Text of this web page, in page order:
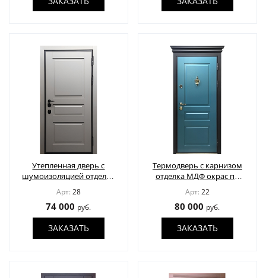
Утепленная дверь с
шумоизоляцией отделка
МДФ шпон
Арт: 28
74 000 руб.
ЗАКАЗАТЬ
Термодверь с карнизом
отделка МДФ окрас по
RAL
Арт: 22
80 000 руб.
ЗАКАЗАТЬ